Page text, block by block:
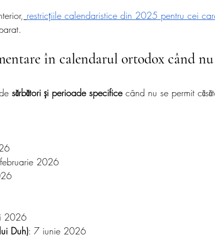
restricțiile calendaristice din 2025 pentru cei
în calendarul ortodox când nu
sărbători și perioade specifice când nu se permit
2026
2026
Duh): 7 iunie 2026